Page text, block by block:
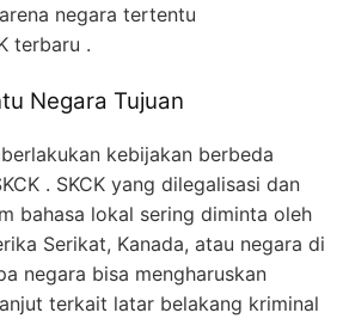
negara tertentu
terbaru .
Negara Tujuan
kebijakan berbeda
. SKCK yang dilegalisasi dan
bahasa lokal sering diminta oleh
Serikat, Kanada, atau negara di
negara bisa mengharuskan
terkait latar belakang kriminal